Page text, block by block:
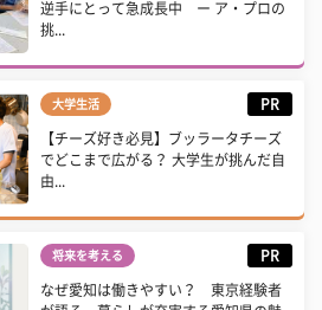
逆手にとって急成長中 ー ア・プロの
挑...
大学生活 PR
【チーズ好き必見】ブッラータチーズ
でどこまで広がる？ 大学生が挑んだ自
由...
将来を考える PR
なぜ愛知は働きやすい？ 東京経験者